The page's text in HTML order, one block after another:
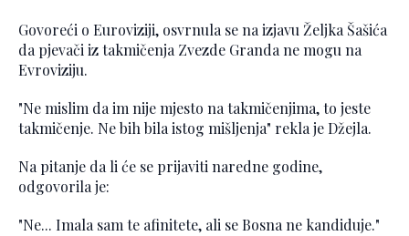
Govoreći o Euroviziji, osvrnula se na izjavu Željka Šašića
da pjevači iz takmičenja Zvezde Granda ne mogu na
Evroviziju.
"Ne mislim da im nije mjesto na takmičenjima, to jeste
takmičenje. Ne bih bila istog mišljenja" rekla je Džejla.
Na pitanje da li će se prijaviti naredne godine,
odgovorila je:
"Ne... Imala sam te afinitete, ali se Bosna ne kandiduje."